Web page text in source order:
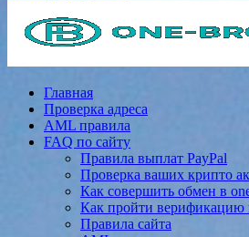
Главная
Проверка адреса
AML правила
FAQ по сайту
Правила выплат PayPal
Проверка ваших крипто
Как совершить обмен в
Как пройти верификацию
Правила сайта